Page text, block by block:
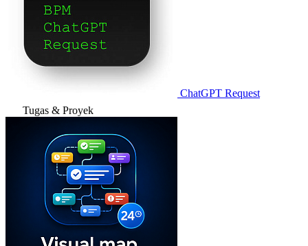
ChatGPT Request
Tugas & Proyek